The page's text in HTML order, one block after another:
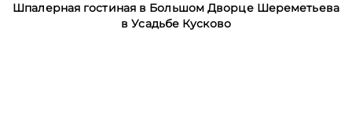
Шпалерная гостиная в Большом Дворце Шереметьева
в Усадьбе Кусково